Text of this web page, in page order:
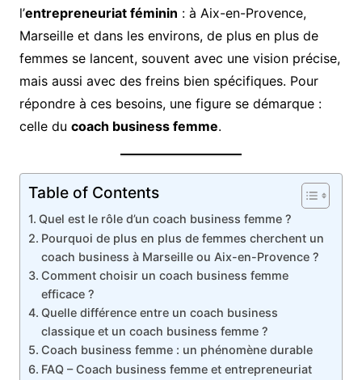
l’entrepreneuriat féminin : à Aix-en-Provence,
Marseille et dans les environs, de plus en plus de
femmes se lancent, souvent avec une vision précise,
mais aussi avec des freins bien spécifiques. Pour
répondre à ces besoins, une figure se démarque :
celle du coach business femme.
Table of Contents
Quel est le rôle d’un coach business femme ?
Pourquoi de plus en plus de femmes cherchent un
coach business à Marseille ou Aix-en-Provence ?
Comment choisir un coach business femme
efficace ?
Quelle différence entre un coach business
classique et un coach business femme ?
Coach business femme : un phénomène durable
FAQ – Coach business femme et entrepreneuriat